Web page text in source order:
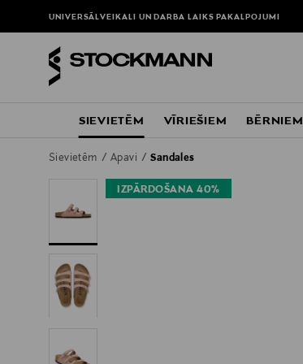
UNIVERSĀLVEIKALI UN DARBA LAIKSPAKALPOJUMI
SIEVIETĒM VĪRIEŠIEM BĒRNIEM
Sievietēm Apavi Sandales
IZPĀRDOŠANA 40%